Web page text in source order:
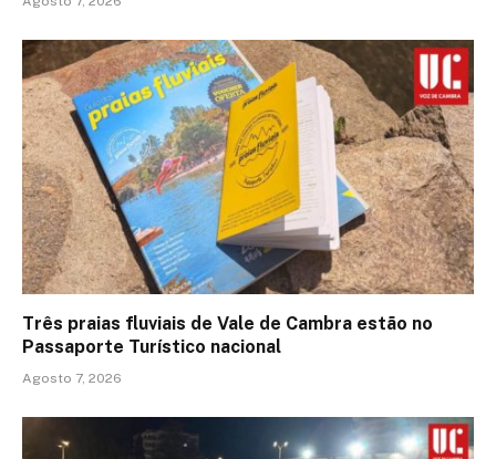
Três praias fluviais de Vale de Cambra estão no
Passaporte Turístico nacional
Agosto 7, 2026